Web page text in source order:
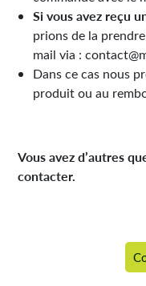
Si vous avez reçu
prions de la
mail via :
Dans ce cas nous
produit ou au
Vous avez d’autres
contacter.